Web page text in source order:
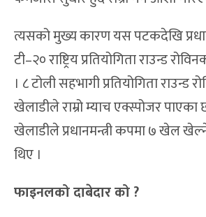
त्यसको मुख्य कारण यस पटकदेखि
टी–२० राष्ट्रिय प्रतियोगिता राउन्ड
। ८ टोली सहभागी प्रतियोगिता राउन्ड
खेलाडीले राम्रो म्याच एक्स्पोजर
खेलाडीले प्रधानमन्त्री कपमा ७ खेल
थिए ।
फाइनलको दाबेदार को ?